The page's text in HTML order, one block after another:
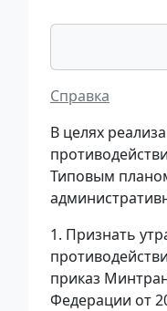
Справка
В целях
Типовым
1. Признать
приказ
Федерации от